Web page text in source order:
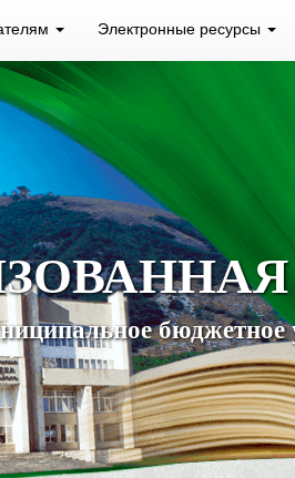
Электронные ресурсы
бюджетное